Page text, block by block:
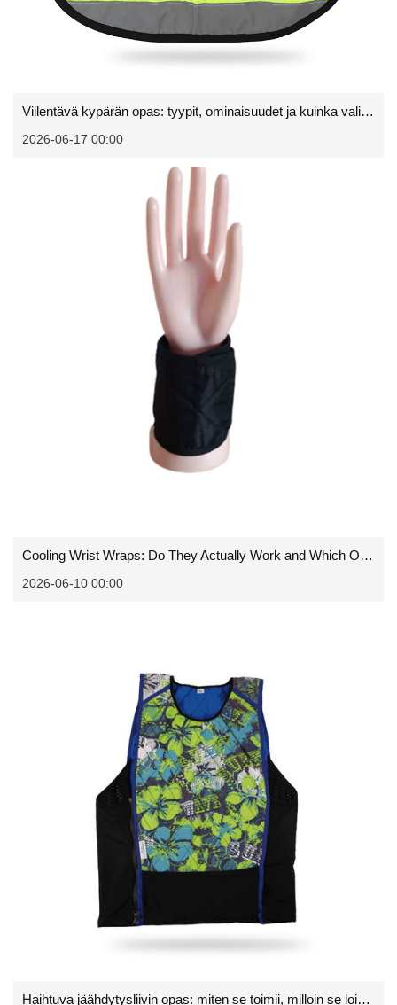
Viilentävä kypärän opas: tyypit, ominaisuudet ja kuinka valita paras kuumalla säällä
2026-06-17 00:00
Cooling Wrist Wraps: Do They Actually Work and Which One Should You Get?
2026-06-10 00:00
Haihtuva jäähdytysliivin opas: miten se toimii, milloin se loistaa ja kuinka valita oikea